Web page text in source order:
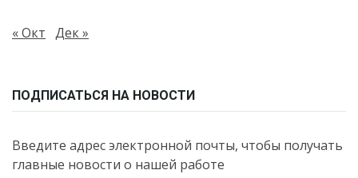
« Окт Дек »
ПОДПИСАТЬСЯ НА НОВОСТИ
Введите адрес электронной почты, чтобы получать
главные новости о нашей работе